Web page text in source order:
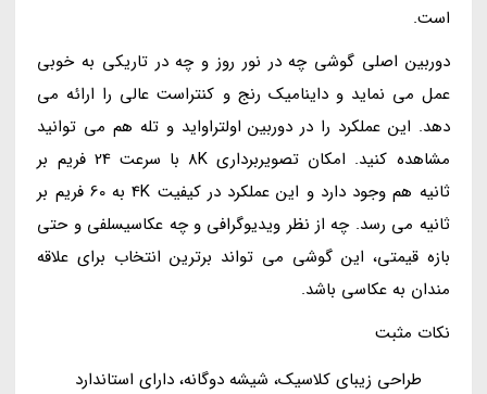
است.
دوربین اصلی گوشی چه در نور روز و چه در تاریکی به خوبی
عمل می نماید و داینامیک رنج و کنتراست عالی را ارائه می
دهد. این عملکرد را در دوربین اولتراواید و تله هم می توانید
مشاهده کنید. امکان تصویربرداری 8K با سرعت 24 فریم بر
ثانیه هم وجود دارد و این عملکرد در کیفیت 4K به 60 فریم بر
ثانیه می رسد. چه از نظر ویدیوگرافی و چه عکاسیسلفی و حتی
بازه قیمتی، این گوشی می تواند برترین انتخاب برای علاقه
مندان به عکاسی باشد.
نکات مثبت
طراحی زیبای کلاسیک، شیشه دوگانه، دارای استاندارد